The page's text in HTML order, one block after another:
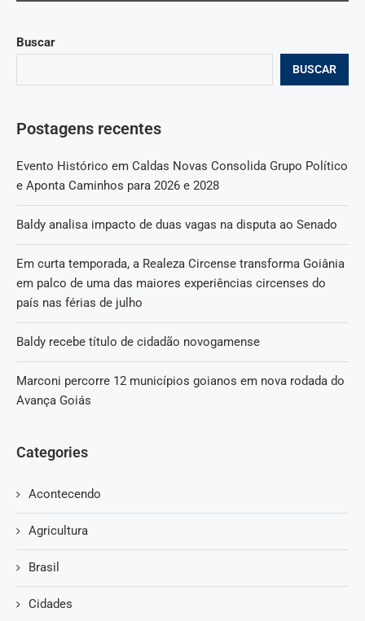
Buscar
BUSCAR
Postagens recentes
Evento Histórico em Caldas Novas Consolida Grupo Político
e Aponta Caminhos para 2026 e 2028
Baldy analisa impacto de duas vagas na disputa ao Senado
Em curta temporada, a Realeza Circense transforma Goiânia
em palco de uma das maiores experiências circenses do
país nas férias de julho
Baldy recebe título de cidadão novogamense
Marconi percorre 12 municípios goianos em nova rodada do
Avança Goiás
Categories
Acontecendo
Agricultura
Brasil
Cidades